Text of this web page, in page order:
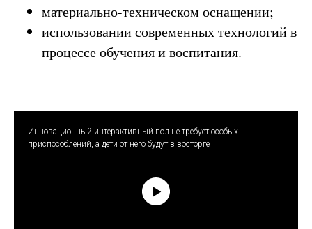
материально-техническом оснащении;
использовании современных технологий в
процессе обучения и воспитания.
Инновационный интерактивный пол не требует особых
приспособлений, а дети от него будут в восторге